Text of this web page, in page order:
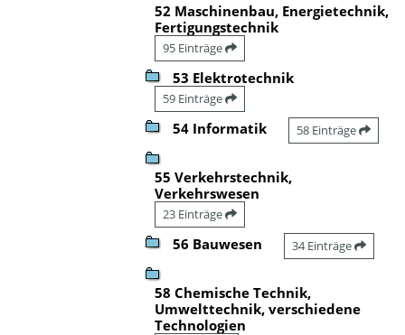
52 Maschinenbau, Energietechnik,
Fertigungstechnik
95 Einträge
53 Elektrotechnik
59 Einträge
54 Informatik 58 Einträge
55 Verkehrstechnik,
Verkehrswesen
23 Einträge
56 Bauwesen 34 Einträge
58 Chemische Technik,
Umwelttechnik, verschiedene
Technologien